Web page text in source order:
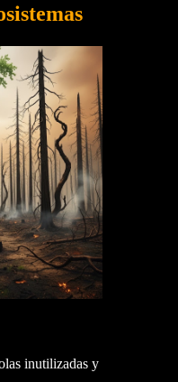
inutilizadas y